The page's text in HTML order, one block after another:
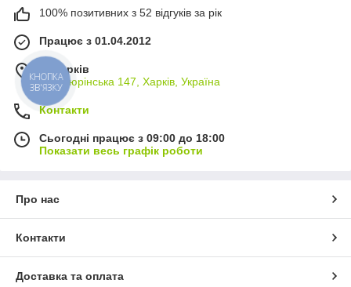
100% позитивних з 52 відгуків за рік
Працює з 01.04.2012
м. Харків
вул. Тюрінська 147, Харків, Україна
Контакти
Сьогодні працює з 09:00 до 18:00
Показати весь графік роботи
Про нас
Контакти
Доставка та оплата
КНОПКА
ЗВ'ЯЗКУ